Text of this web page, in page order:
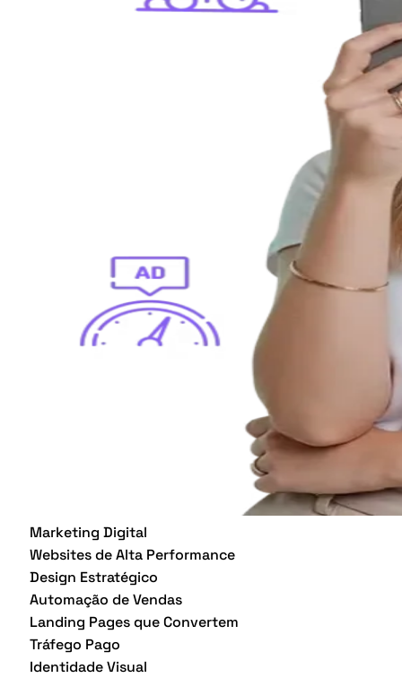
Marketing Digital
Websites de Alta Performance
Design Estratégico
Automação de Vendas
Landing Pages que Convertem
Tráfego Pago
Identidade Visual